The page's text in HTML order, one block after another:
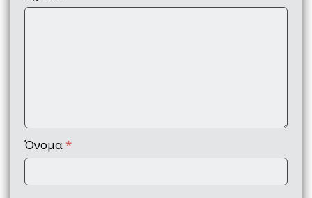
Όνομα *